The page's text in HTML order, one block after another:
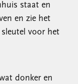
staat en
en zie het
voor het
donker en